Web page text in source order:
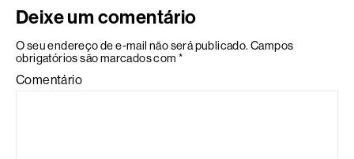
Deixe um comentário
O seu endereço de e-mail não será publicado. Campos
obrigatórios são marcados com *
Comentário